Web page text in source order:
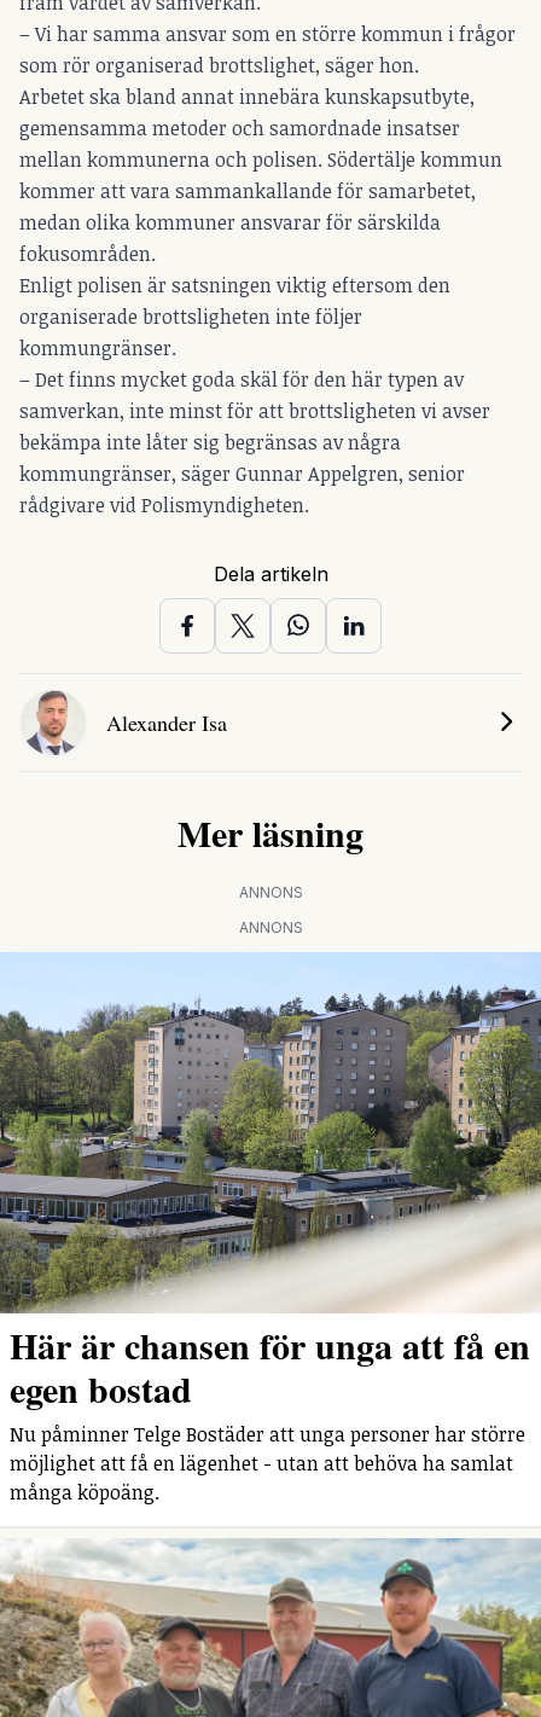
– Vi har samma ansvar som en större kommun i frågor
som rör organiserad brottslighet, säger hon.
Arbetet ska bland annat innebära kunskapsutbyte,
gemensamma metoder och samordnade insatser
mellan kommunerna och polisen. Södertälje kommun
kommer att vara sammankallande för samarbetet,
medan olika kommuner ansvarar för särskilda
fokusområden.
Enligt polisen är satsningen viktig eftersom den
organiserade brottsligheten inte följer
kommungränser.
– Det finns mycket goda skäl för den här typen av
samverkan, inte minst för att brottsligheten vi avser
bekämpa inte låter sig begränsas av några
kommungränser, säger Gunnar Appelgren, senior
rådgivare vid Polismyndigheten.
Dela artikeln
Alexander Isa
Mer läsning
ANNONS
ANNONS
Här är chansen för unga att få en
egen bostad
Nu påminner Telge Bostäder att unga personer har större
möjlighet att få en lägenhet - utan att behöva ha samlat
många köpoäng.